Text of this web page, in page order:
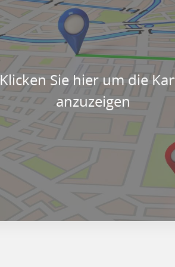
Klicken Sie hier um die
anzuzeigen